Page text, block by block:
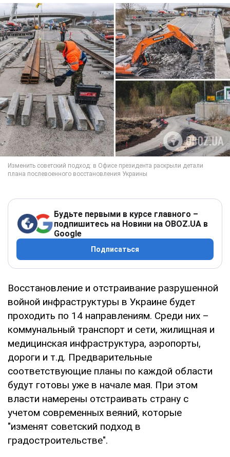
Будьте первыми в курсе главного –
подпишитесь на Новини на OBOZ.UA в
Google
Подписаться
Восстановление и отстраивание разрушенной
войной инфраструктуры в Украине будет
проходить по 14 направлениям. Среди них –
коммунальный транспорт и сети, жилищная и
медицинская инфраструктура, аэропорты,
дороги и т.д. Предварительные
соответствующие планы по каждой области
будут готовы уже в начале мая. При этом
власти намерены отстраивать страну с
учетом современных веяний, которые
"изменят советский подход в
градостроительстве".